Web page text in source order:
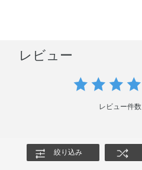
レビュー
レビュー件数
絞り込み